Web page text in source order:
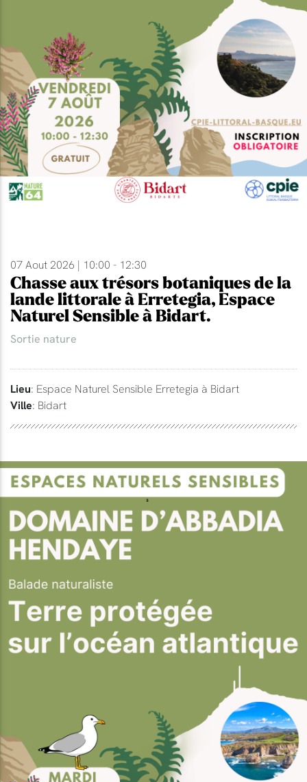
07 Aout 2026 | 10:00 - 12:30
Chasse aux trésors botaniques de la
lande littorale à Erretegia, Espace
Naturel Sensible à Bidart.
Sortie nature
Lieu: Espace Naturel Sensible Erretegia à Bidart
Ville: Bidart